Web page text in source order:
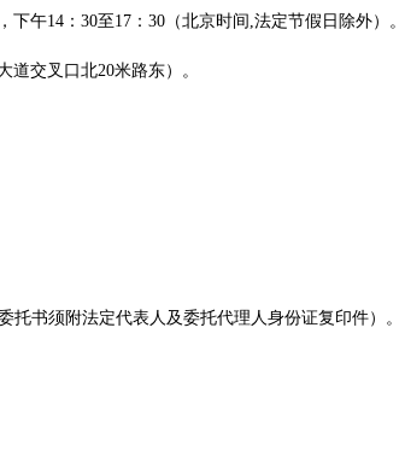
下午14：30至17：30 （北京时间 ,法定节假日除外） 。
道交叉口北20米路东）。
书须附法定代表人及委托代理人身份证复印件） 。